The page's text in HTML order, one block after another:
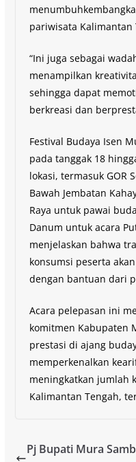
pariwisata Kalimantan
“Ini juga sebagai
menampilkan
sehingga dapat
berkreasi dan
Festival Budaya Isen
pada tanggak 18
lokasi, termasuk GOR
Bawah Jembatan
Raya untuk pawai
Danum untuk acara
menjelaskan bahwa
konsumsi peserta
dengan bantuan dari
Acara pelepasan ini
komitmen Kabupaten
prestasi di ajang
memperkenalkan
meningkatkan jumlah
Kalimantan Tengah,
Pj Bupati Mura